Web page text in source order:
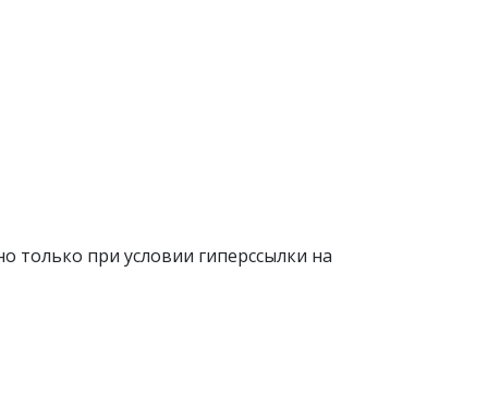
при условии гиперссылки на